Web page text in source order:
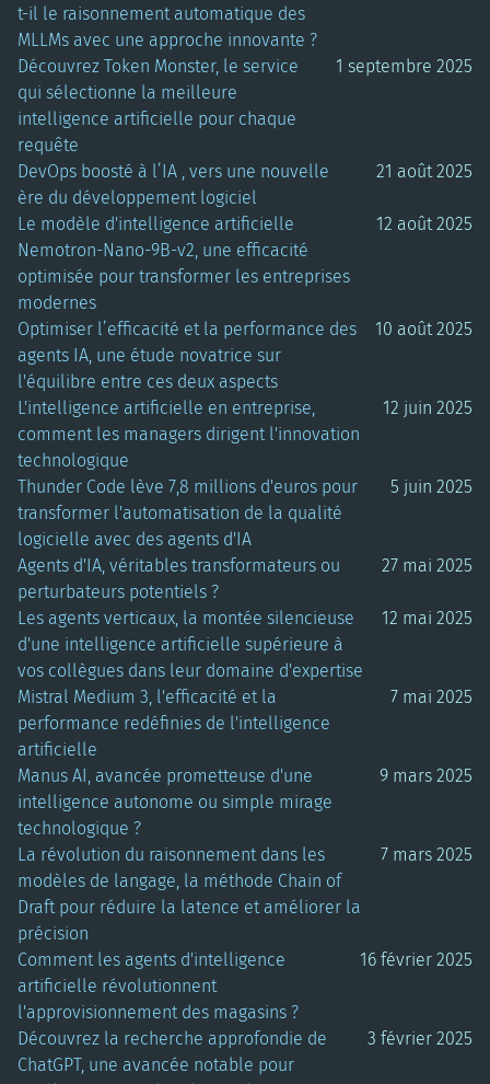
t-il le raisonnement automatique des
MLLMs avec une approche innovante ?
Découvrez Token Monster, le service
qui sélectionne la meilleure
intelligence artificielle pour chaque
requête
1 septembre 2025
DevOps boosté à l’IA , vers une nouvelle
ère du développement logiciel
21 août 2025
Le modèle d'intelligence artificielle
Nemotron-Nano-9B-v2, une efficacité
optimisée pour transformer les entreprises
modernes
12 août 2025
Optimiser l’efficacité et la performance des
agents IA, une étude novatrice sur
l'équilibre entre ces deux aspects
10 août 2025
L'intelligence artificielle en entreprise,
comment les managers dirigent l'innovation
technologique
12 juin 2025
Thunder Code lève 7,8 millions d'euros pour
transformer l'automatisation de la qualité
logicielle avec des agents d'IA
5 juin 2025
Agents d'IA, véritables transformateurs ou
perturbateurs potentiels ?
27 mai 2025
Les agents verticaux, la montée silencieuse
d'une intelligence artificielle supérieure à
vos collègues dans leur domaine d'expertise
12 mai 2025
Mistral Medium 3, l'efficacité et la
performance redéfinies de l'intelligence
artificielle
7 mai 2025
Manus AI, avancée prometteuse d'une
intelligence autonome ou simple mirage
technologique ?
9 mars 2025
La révolution du raisonnement dans les
modèles de langage, la méthode Chain of
Draft pour réduire la latence et améliorer la
précision
7 mars 2025
Comment les agents d'intelligence
artificielle révolutionnent
l'approvisionnement des magasins ?
16 février 2025
Découvrez la recherche approfondie de
ChatGPT, une avancée notable pour
3 février 2025